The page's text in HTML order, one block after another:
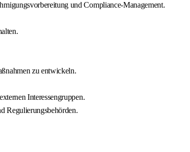
und Compliance-Management.
zu entwickeln.
Interessengruppen.
Regulierungsbehörden.